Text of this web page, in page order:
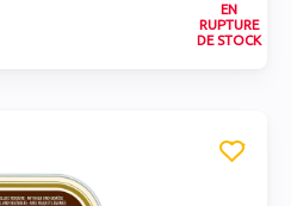
EN
RUPTURE
DE STOCK